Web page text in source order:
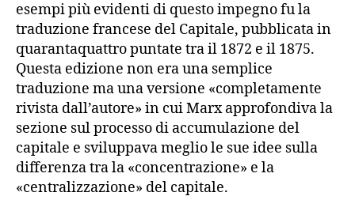
esempi più evidenti di questo impegno fu la
traduzione francese del Capitale, pubblicata in
quarantaquattro puntate tra il 1872 e il 1875.
Questa edizione non era una semplice
traduzione ma una versione «completamente
rivista dall’autore» in cui Marx approfondiva la
sezione sul processo di accumulazione del
capitale e sviluppava meglio le sue idee sulla
differenza tra la «concentrazione» e la
«centralizzazione» del capitale.